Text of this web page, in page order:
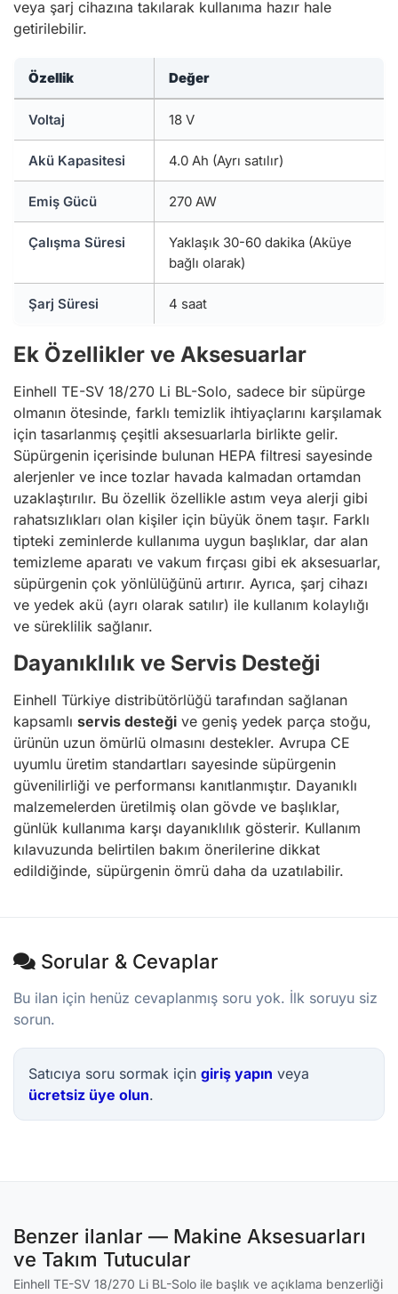
veya şarj cihazına takılarak kullanıma hazır hale
getirilebilir.
Özellik Değer
Voltaj 18 V
Akü Kapasitesi 4.0 Ah (Ayrı satılır)
Emiş Gücü 270 AW
Çalışma Süresi
Yaklaşık 30-60 dakika (Aküye
bağlı olarak)
Şarj Süresi 4 saat
Ek Özellikler ve Aksesuarlar
Einhell TE-SV 18/270 Li BL-Solo, sadece bir süpürge
olmanın ötesinde, farklı temizlik ihtiyaçlarını karşılamak
için tasarlanmış çeşitli aksesuarlarla birlikte gelir.
Süpürgenin içerisinde bulunan HEPA filtresi sayesinde
alerjenler ve ince tozlar havada kalmadan ortamdan
uzaklaştırılır. Bu özellik özellikle astım veya alerji gibi
rahatsızlıkları olan kişiler için büyük önem taşır. Farklı
tipteki zeminlerde kullanıma uygun başlıklar, dar alan
temizleme aparatı ve vakum fırçası gibi ek aksesuarlar,
süpürgenin çok yönlülüğünü artırır. Ayrıca, şarj cihazı
ve yedek akü (ayrı olarak satılır) ile kullanım kolaylığı
ve süreklilik sağlanır.
Dayanıklılık ve Servis Desteği
Einhell Türkiye distribütörlüğü tarafından sağlanan
kapsamlı servis desteği ve geniş yedek parça stoğu,
ürünün uzun ömürlü olmasını destekler. Avrupa CE
uyumlu üretim standartları sayesinde süpürgenin
güvenilirliği ve performansı kanıtlanmıştır. Dayanıklı
malzemelerden üretilmiş olan gövde ve başlıklar,
günlük kullanıma karşı dayanıklılık gösterir. Kullanım
kılavuzunda belirtilen bakım önerilerine dikkat
edildiğinde, süpürgenin ömrü daha da uzatılabilir.
Sorular & Cevaplar
Bu ilan için henüz cevaplanmış soru yok. İlk soruyu siz
sorun.
Satıcıya soru sormak için giriş yapın veya
ücretsiz üye olun.
Benzer ilanlar — Makine Aksesuarları
ve Takım Tutucular
Einhell TE-SV 18/270 Li BL-Solo ile başlık ve açıklama benzerliği